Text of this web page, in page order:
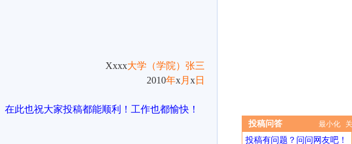
投稿问答 最小化
投稿有问题？问问网友吧！
Xxxx大学（学院）张三
2010年x月 x日
此也祝大家投稿都能顺利！工作也都愉快！